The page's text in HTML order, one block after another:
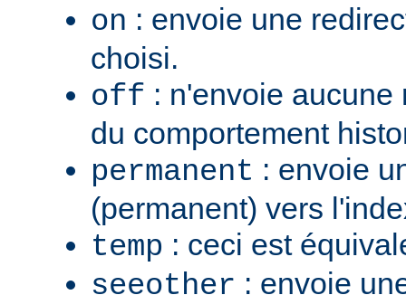
on : envoie une
choisi.
off : n'envoie
du comportement
permanent : envoie
(permanent) vers
temp : ceci est
seeother : envoie